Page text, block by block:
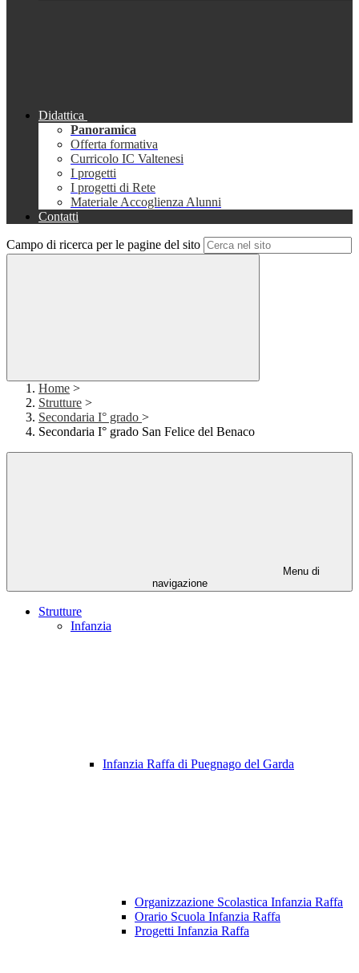
Didattica
Panoramica
Offerta formativa
Curricolo IC Valtenesi
I progetti
I progetti di Rete
Materiale Accoglienza Alunni
Contatti
Campo di ricerca per le pagine del sito
Home >
Strutture >
Secondaria I° grado >
Secondaria I° grado San Felice del Benaco
Menu di
navigazione
Strutture
Infanzia
Infanzia Raffa di Puegnago del Garda
Organizzazione Scolastica Infanzia Raffa
Orario Scuola Infanzia Raffa
Progetti Infanzia Raffa